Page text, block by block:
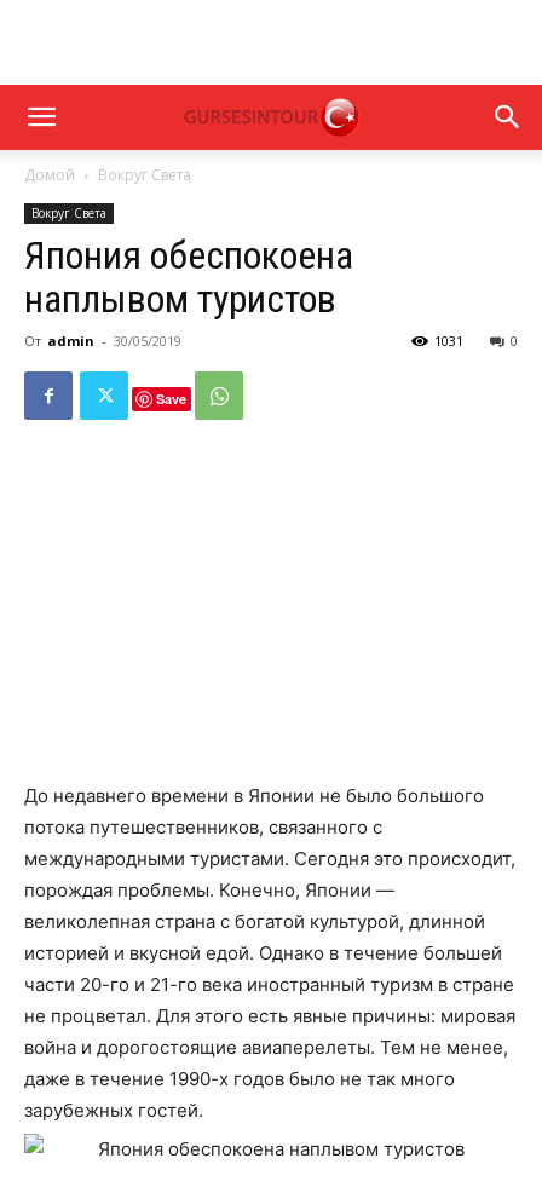
Домой Вокруг Света
Вокруг Света
Япония обеспокоена
наплывом туристов
От admin - 30/05/2019 0
1031
Save
До недавнего времени в Японии не было большого
потока путешественников, связанного с
международными туристами. Сегодня это происходит,
порождая проблемы. Конечно, Японии —
великолепная страна с богатой культурой, длинной
историей и вкусной едой. Однако в течение большей
части 20-го и 21-го века иностранный туризм в стране
не процветал. Для этого есть явные причины: мировая
война и дорогостоящие авиаперелеты. Тем не менее,
даже в течение 1990-х годов было не так много
зарубежных гостей.